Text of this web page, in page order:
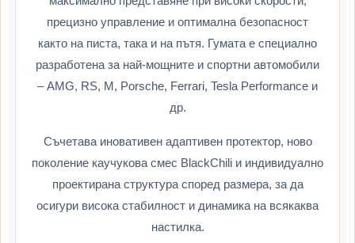
прецизно управление и оптимална безопасност
както на писта, така и на пътя. Гумата е специално
разработена за най-мощните и спортни автомобили
– AMG, RS, M, Porsche, Ferrari, Tesla Performance и
др.
Съчетава иновативен адаптивен протектор, ново
поколение каучукова смес BlackChili и индивидуално
проектирана структура според размера, за да
осигури висока стабилност и динамика на всякаква
настилка.